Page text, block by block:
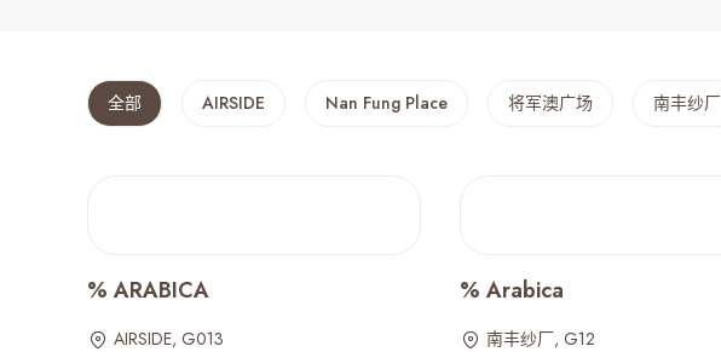
全部 AIRSIDE Nan Fung Place 将军澳广场 南丰纱厂
% ARABICA
AIRSIDE, G013
% Arabica
南丰纱厂, G12